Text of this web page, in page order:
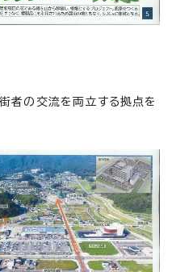
者の交流を両立する拠点を